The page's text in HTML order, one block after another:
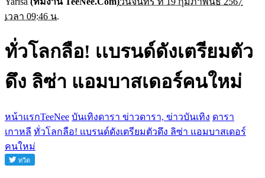
เวลา 09:46 น.
ทั่วโลกลือ! เเบรนด์ดังเตรียมตัว
ดึง ลิซ่า แอมบาสเดอร์คนใหม่
หน้าแรกTeeNee บันเทิงดารา ข่าวดารา, ข่าวบันเทิง ดารา
เกาหลี ทั่วโลกลือ! เเบรนด์ดังเตรียมตัวดึง ลิซ่า แอมบาสเดอร์
คนใหม่